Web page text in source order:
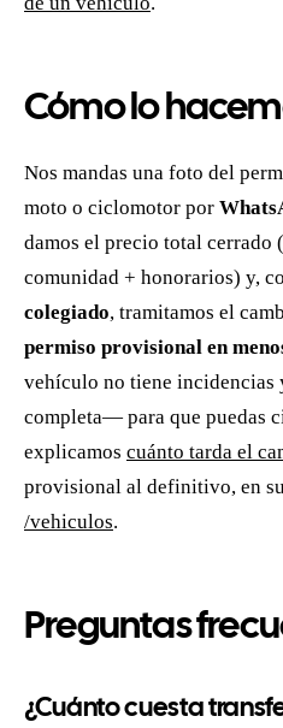
Cómo lo
Nos mandas una foto del
moto o ciclomotor por
damos el precio total cerrado
comunidad + honorarios) y,
colegiado, tramitamos el
permiso provisional en
vehículo no tiene incidencias
completa— para que puedas
explicamos cuánto tarda el
provisional al definitivo, en
/vehiculos.
Preguntas
¿Cuánto cuesta